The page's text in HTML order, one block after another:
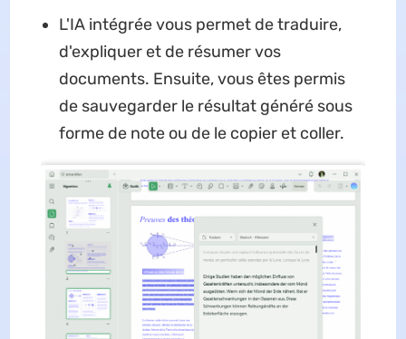
L'IA intégrée vous permet de traduire,
d'expliquer et de résumer vos
documents. Ensuite, vous êtes permis
de sauvegarder le résultat généré sous
forme de note ou de le copier et coller.